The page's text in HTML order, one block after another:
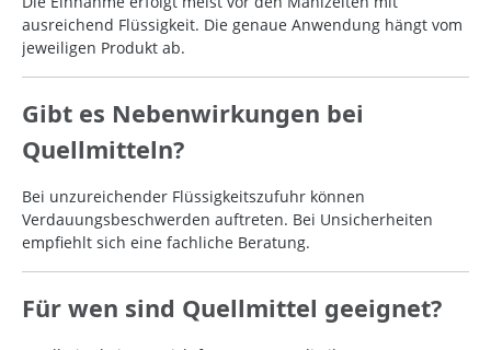
ausreichend Flüssigkeit. Die genaue Anwendung hängt vom
jeweiligen Produkt ab.
Gibt es Nebenwirkungen bei
Quellmitteln?
Bei unzureichender Flüssigkeitszufuhr können
Verdauungsbeschwerden auftreten. Bei Unsicherheiten
empfiehlt sich eine fachliche Beratung.
Für wen sind Quellmittel geeignet?